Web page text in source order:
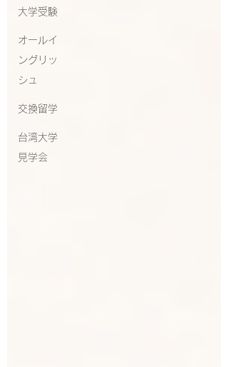
大学受験
オールイ
ングリッ
シュ
交換留学
台湾大学
見学会